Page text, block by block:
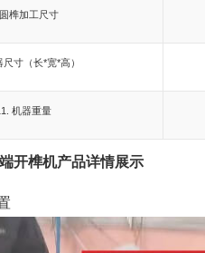
榫加工尺寸
尺寸（长*宽*高）
机器重量
开榫机产品详情展示